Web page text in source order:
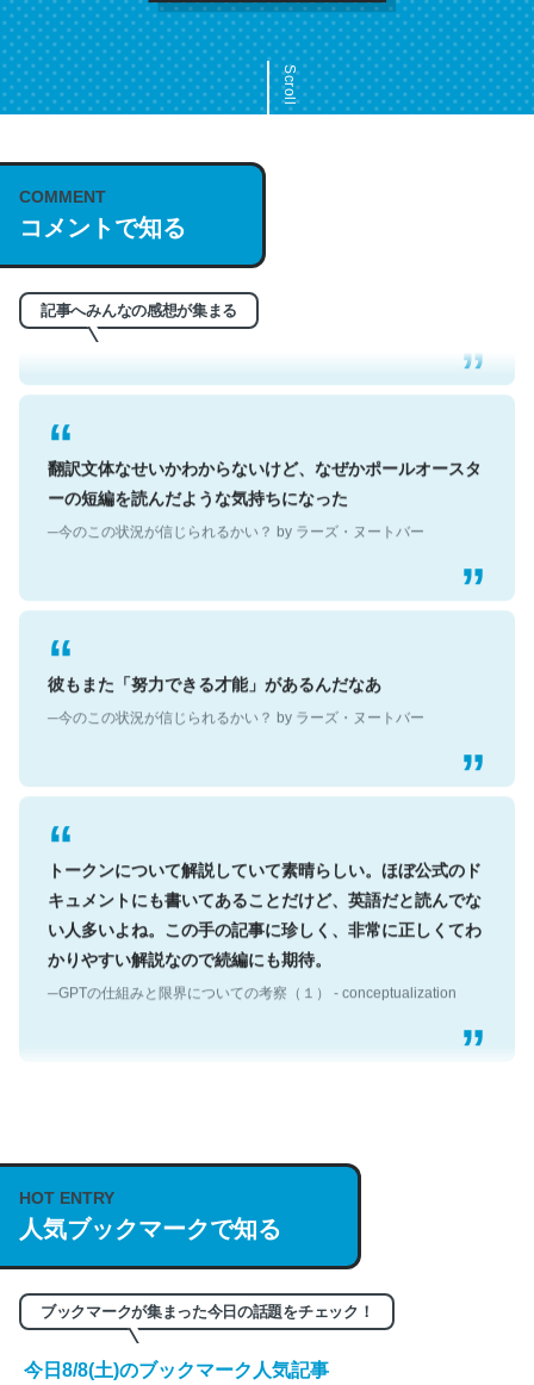
Scroll
COMMENT
コメントで知る
記事へみんなの感想が集まる
これは名文。彼はとてもクレバーなんだろうなと凄く思
う。英語少しでも読める人は原文もお勧め。自分はこの流
れ好き。Let’s Fucking Go. Then Covid hit. Shit.
─今のこの状況が信じられるかい？ by ラーズ・ヌートバー
翻訳文体なせいかわからないけど、なぜかポールオースタ
ーの短編を読んだような気持ちになった
─今のこの状況が信じられるかい？ by ラーズ・ヌートバー
彼もまた「努力できる才能」があるんだなあ
─今のこの状況が信じられるかい？ by ラーズ・ヌートバー
トークンについて解説していて素晴らしい。ほぼ公式のド
キュメントにも書いてあることだけど、英語だと読んでな
い人多いよね。この手の記事に珍しく、非常に正しくてわ
かりやすい解説なので続編にも期待。
─GPTの仕組みと限界についての考察（１） - conceptualization
説してる記事が少ないので貴重な良記事。/続編来た
https://isobe324649.hatenablog.com/entry/2023/03/27
/064121
─GPTの仕組みと限界についての考察（１） - conceptualization
HOT ENTRY
人気ブックマークで知る
ブックマークが集まった今日の話題をチェック！
今日8/8(土)のブックマーク人気記事